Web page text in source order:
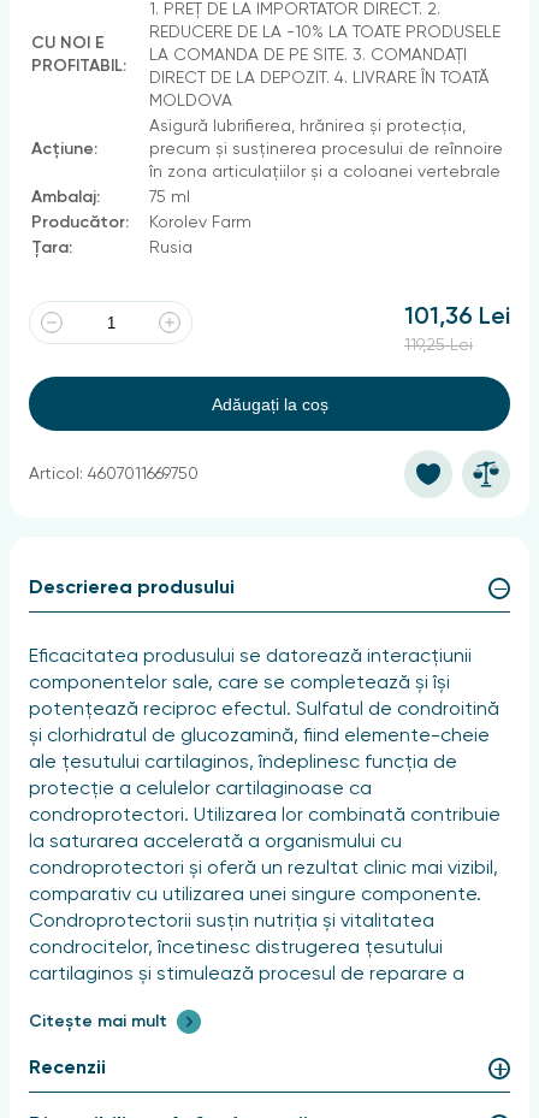
CU NOI E
PROFITABIL:
1. PREȚ DE LA IMPORTATOR DIRECT. 2.
REDUCERE DE LA -10% LA TOATE PRODUSELE
LA COMANDA DE PE SITE. 3. COMANDAȚI
DIRECT DE LA DEPOZIT. 4. LIVRARE ÎN TOATĂ
MOLDOVA
Acțiune:
Asigură lubrifierea, hrănirea și protecția,
precum și susținerea procesului de reînnoire
în zona articulațiilor și a coloanei vertebrale
Ambalaj:
75 ml
Producător:
Korolev Farm
Țara:
Rusia
101,36 Lei
119,25 Lei
Adăugați la coș
Articol: 4607011669750
Descrierea produsului
Eficacitatea produsului se datorează interacțiunii
componentelor sale, care se completează și își
potențează reciproc efectul. Sulfatul de condroitină
și clorhidratul de glucozamină, fiind elemente-cheie
ale țesutului cartilaginos, îndeplinesc funcția de
protecție a celulelor cartilaginoase ca
condroprotectori. Utilizarea lor combinată contribuie
la saturarea accelerată a organismului cu
condroprotectori și oferă un rezultat clinic mai vizibil,
comparativ cu utilizarea unei singure componente.
Condroprotectorii susțin nutriția și vitalitatea
condrocitelor, încetinesc distrugerea țesutului
cartilaginos și stimulează procesul de reparare a
procesele enzimatice, îmbunătățește microcirculația
Citește mai mult
Recenzii